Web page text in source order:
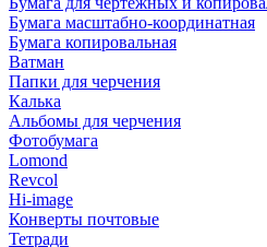
Бумага масштабно-координатная
Бумага копировальная
Ватман
Папки для черчения
Калька
Альбомы для черчения
Фотобумага
Lomond
Revcol
Hi-image
Конверты почтовые
Тетради